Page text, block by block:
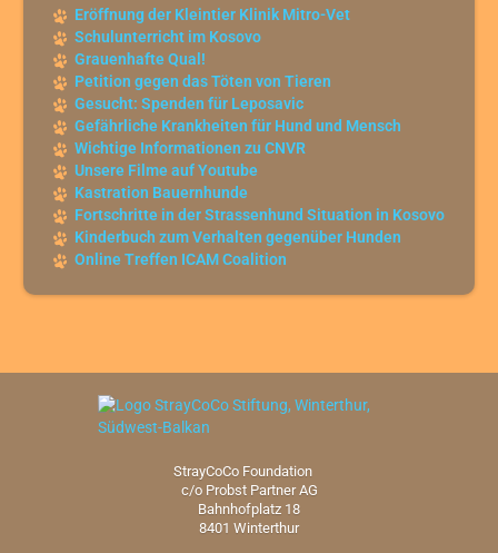
Eröffnung der Kleintier Klinik Mitro-Vet
Schulunterricht im Kosovo
Grauenhafte Qual!
Petition gegen das Töten von Tieren
Gesucht: Spenden für Leposavic
Gefährliche Krankheiten für Hund und Mensch
Wichtige Informationen zu CNVR
Unsere Filme auf Youtube
Kastration Bauernhunde
Fortschritte in der Strassenhund Situation in Kosovo
Kinderbuch zum Verhalten gegenüber Hunden
Online Treffen ICAM Coalition
StrayCoCo Foundation
c/o Probst Partner AG
Bahnhofplatz 18
8401 Winterthur